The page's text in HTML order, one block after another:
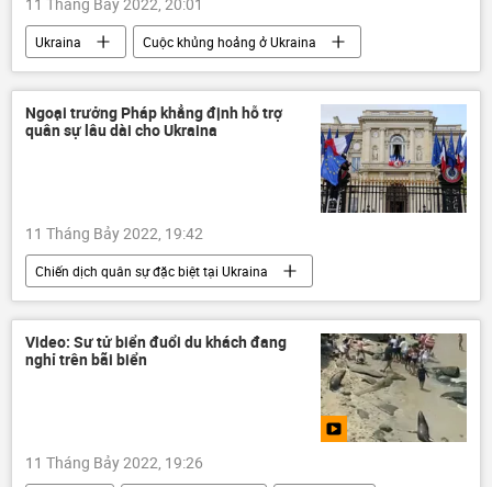
Ukraina
Cuộc khủng hoảng ở Ukraina
Quân sự
Báo chí thế giới
Thế giới
Kiev
Biển Đen
Ngoại trưởng Pháp khẳng định hỗ trợ
quân sự lâu dài cho Ukraina
11 Tháng Bảy 2022, 19:42
Chiến dịch quân sự đặc biệt tại Ukraina
Ukraina
Cuộc khủng hoảng ở Ukraina
Pháp
Chính trị
Quân sự
Emmanuel Macron
Video: Sư tử biển đuổi du khách đang
nghỉ trên bãi biển
11 Tháng Bảy 2022, 19:26